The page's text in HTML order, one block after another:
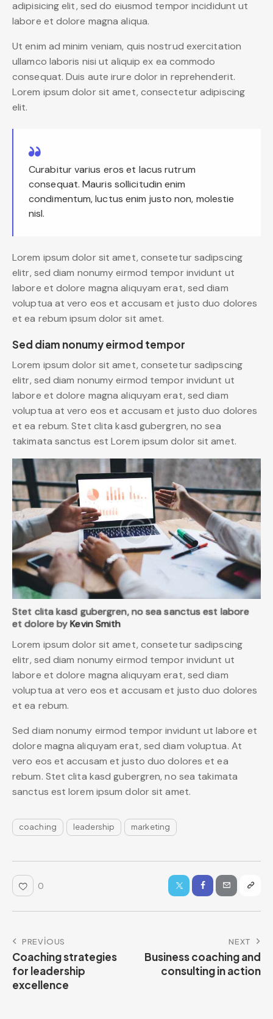
adipisicing elit, sed do eiusmod tempor incididunt ut
labore et dolore magna aliqua.
Ut enim ad minim veniam, quis nostrud exercitation
ullamco laboris nisi ut aliquip ex ea commodo
consequat. Duis aute irure dolor in reprehenderit.
Lorem ipsum dolor sit amet, consectetur adipiscing
elit.
Curabitur varius eros et lacus rutrum
consequat. Mauris sollicitudin enim
condimentum, luctus enim justo non, molestie
nisl.
Lorem ipsum dolor sit amet, consetetur sadipscing
elitr, sed diam nonumy eirmod tempor invidunt ut
labore et dolore magna aliquyam erat, sed diam
voluptua at vero eos et accusam et justo duo dolores
et ea rebum ipsum dolor sit amet.
Sed diam nonumy eirmod tempor
Lorem ipsum dolor sit amet, consetetur sadipscing
elitr, sed diam nonumy eirmod tempor invidunt ut
labore et dolore magna aliquyam erat, sed diam
voluptua at vero eos et accusam et justo duo dolores
et ea rebum. Stet clita kasd gubergren, no sea
takimata sanctus est Lorem ipsum dolor sit amet.
Stet clita kasd gubergren, no sea sanctus est labore
et dolore byKevin Smith
Lorem ipsum dolor sit amet, consetetur sadipscing
elitr, sed diam nonumy eirmod tempor invidunt ut
labore et dolore magna aliquyam erat, sed diam
voluptua at vero eos et accusam et justo duo dolores
et ea rebum.
Sed diam nonumy eirmod tempor invidunt ut labore et
dolore magna aliquyam erat, sed diam voluptua. At
vero eos et accusam et justo duo dolores et ea
rebum. Stet clita kasd gubergren, no sea takimata
sanctus est lorem ipsum dolor sit amet.
coaching leadership marketing
0
PREVIOUS
Coaching strategies
for leadership
excellence
NEXT
Business coaching and
consulting in action